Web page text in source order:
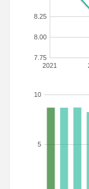
2021
7.75
8.00
8.25
5
10